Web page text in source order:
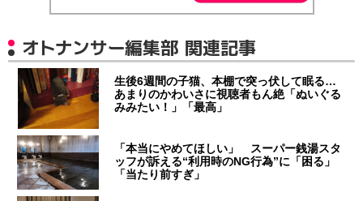
オトナンサー編集部 関連記事
生後6週間の子猫、本棚で突っ伏して眠る…
あまりのかわいさに視聴者もん絶「ぬいぐる
みみたい！」「最高」
「本当にやめてほしい」 スーパー銭湯スタ
ッフが訴える“利用時のNG行為”に「困る」
「当たり前すぎ」